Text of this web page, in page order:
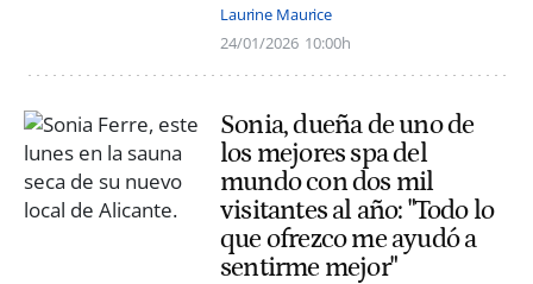
Laurine Maurice
24/01/2026 10:00h
Sonia, dueña de uno de
los mejores spa del
mundo con dos mil
visitantes al año: "Todo lo
que ofrezco me ayudó a
sentirme mejor"